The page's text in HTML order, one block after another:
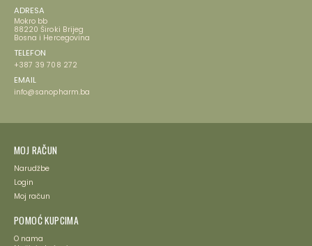
ADRESA
Mokro bb
88220 Široki Brijeg
Bosna i Hercegovina
TELEFON
+387 39 708 272
EMAIL
info@sanopharm.ba
MOJ RAČUN
Narudžbe
Login
Moj račun
POMOĆ KUPCIMA
O nama